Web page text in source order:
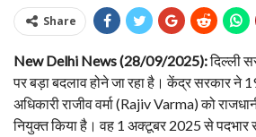
Share
New Delhi News (28/09/2025):दिल्ली
पर बड़ा बदलाव होने जा रहा है। केंद्र सरकार ने
अधिकारी राजीव वर्मा (Rajiv Varma) को
नियुक्त किया है। वह 1 अक्टूबर 2025 से पदभार